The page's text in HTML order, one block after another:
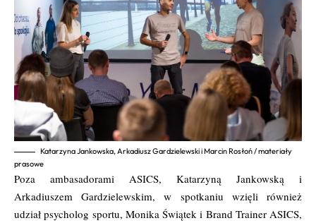
Katarzyna Jankowska, Arkadiusz Gardzielewski i Marcin Rosłoń / materiały
prasowe
Poza ambasadorami ASICS, Katarzyną Jankowską i
Arkadiuszem Gardzielewskim, w spotkaniu wzięli również
udział psycholog sportu, Monika Świątek i Brand Trainer ASICS,